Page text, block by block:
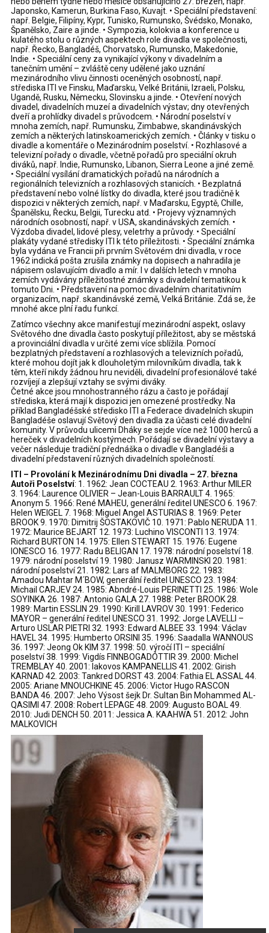
Japonsko, Kamerun, Burkina Faso, Kuvajt. • Speciální představení:
např. Belgie, Filipíny, Kypr, Tunisko, Rumunsko, Švédsko, Monako,
Španělsko, Zaire a jinde. • Sympozia, kolokvia a konference u
kulatého stolu o různých aspektech role divadla ve společnosti,
např. Řecko, Bangladéš, Chorvatsko, Rumunsko, Makedonie,
Indie. • Speciální ceny za vynikající výkony v divadelním a
tanečním umění – zvláště ceny udělené jako uznání
mezinárodního vlivu činnosti oceněných osobností, např.
střediska ITI ve Finsku, Maďarsku, Velké Británii, Izraeli, Polsku,
Ugandě, Rusku, Německu, Slovinsku a jinde. • Otevření nových
divadel, divadelních muzeí a divadelních výstav; dny otevřených
dveří a prohlídky divadel s průvodcem. • Národní poselství v
mnoha zemích, např. Rumunsku, Zimbabwe, skandinávských
zemích a některých latinskoamerických zemích. • Články v tisku o
divadle a komentáře o Mezinárodním poselství. • Rozhlasové a
televizní pořady o divadle, včetně pořadů pro speciální okruh
diváků, např. Indie, Rumunsko, Libanon, Sierra Leone a jiné země.
• Speciální vysílání dramatických pořadů na národních a
regionálních televizních a rozhlasových stanicích. • Bezplatná
představení nebo volné lístky do divadla, které jsou tradičně k
dispozici v některých zemích, např. v Maďarsku, Egyptě, Chille,
Španělsku, Řecku, Belgii, Turecku atd. • Projevy významných
národních osobností, např. v USA, skandinávských zemích. •
Výzdoba divadel, lidové plesy, veletrhy a průvody. • Speciální
plakáty vydané středisky ITI k této příležitosti. • Speciální známka
byla vydána ve Francii při prvním Světovém dni divadla, v roce
1962 indická pošta zrušila známky na dopisech a nahradila je
nápisem oslavujícím divadlo a mír. I v dalších letech v mnoha
zemích vydávány příležitostné známky s divadelní tematikou k
tomuto Dni. • Představení na pomoc divadelním charitativním
organizacím, např. skandinávské země, Velká Británie. Zdá se, že
mnohé akce plní řadu funkcí.
Zatímco všechny akce manifestují mezinárodní aspekt, oslavy
Světového dne divadla často poskytují příležitost, aby se městská
a provinciální divadla v určité zemi více sblížila. Pomocí
bezplatných představení a rozhlasových a televizních pořadů,
které mohou dojít jak k dlouholetým milovníkům divadla, tak k
těm, kteří nikdy žádnou hru neviděli, divadelní profesionálové také
rozvíjejí a zlepšují vztahy se svými diváky.
Četné akce jsou mnohostranného rázu a často je pořádají
střediska, která mají k dispozici jen omezené prostředky. Na
příklad Bangladéšské středisko ITI a Federace divadelních skupin
Bangladéše oslavují Světový den divadla za účasti celé divadelní
komunity. V průvodu ulicemi Dháky se sejde více než 1000 herců a
hereček v divadelních kostýmech. Pořádají se divadelní výstavy a
večer následuje tradiční přednáška o divadle v Bangladéši a
divadelní představení různých divadelních společností.
ITI – Provolání k Mezinárodnímu Dni divadla – 27. března
Autoři Poselství: 1. 1962: Jean COCTEAU 2. 1963: Arthur MILER
3. 1964: Laurence OLIVIER – Jean-Louis BARRAULT 4. 1965:
Anonym 5. 1966: René MAHEU, generální ředitel UNESCO 6. 1967:
Helen WEIGEL 7. 1968: Miguel Angel ASTURIAS 8. 1969: Peter
BROOK 9. 1970: Dimitrij ŠOSTAKOVIČ 10. 1971: Pablo NERUDA 11.
1972: Maurice BEJART 12. 1973: Luchino VISCONTI 13. 1974:
Richard BURTON 14. 1975: Ellen STEWART 15. 1976: Eugene
IONESCO 16. 1977: Radu BELIGAN 17. 1978: národní poselství 18.
1979: národní poselství 19. 1980: Janusz WARMINSKI 20. 1981:
národní poselství 21. 1982: Lars af MALMBORG 22. 1983:
Amadou Mahtar M´BOW, generální ředitel UNESCO 23. 1984:
Michail CARJEV 24. 1985: Abndré-Louis PERINETTI 25. 1986: Wole
SOYINKA 26. 1987: Antonio GALA 27. 1988: Peter BROOK 28.
1989: Martin ESSLIN 29. 1990: Kirill LAVROV 30. 1991: Federico
MAYOR – generální ředitel UNESCO 31. 1992: Jorge LAVELLI –
Arturo USLAR PIETRI 32. 1993: Edward ALBEE 33. 1994: Václav
HAVEL 34. 1995: Humberto ORSINI 35. 1996: Saadalla WANNOUS
36. 1997: Jeong Ok KIM 37. 1998: 50. výročí ITI – speciální
poselství 38. 1999: Vigdís FINNBOGADÓTTIR 39. 2000: Michel
TREMBLAY 40. 2001: Iakovos KAMPANELLIS 41. 2002: Girish
KARNAD 42. 2003: Tankred DORST 43. 2004: Fathia EL ASSAL 44.
2005: Ariane MNOUCHKINE 45. 2006: Victor Hugo RASCON
BANDA 46. 2007: Jeho Výsost šejk Dr. Sultan Bin Mohammed AL-
QASIMI 47. 2008: Robert LEPAGE 48. 2009: Augusto BOAL 49.
2010: Judi DENCH 50. 2011: Jessica A. KAAHWA 51. 2012: John
MALKOVICH